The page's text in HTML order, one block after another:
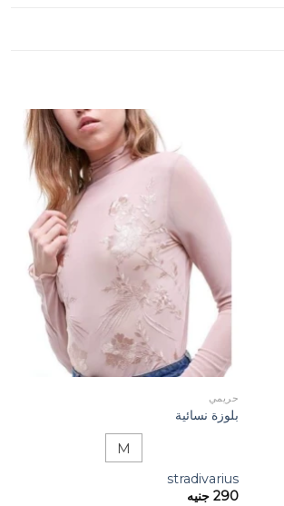
حريمي
بلوزة نسائية
M
stradivarius
290 جنيه